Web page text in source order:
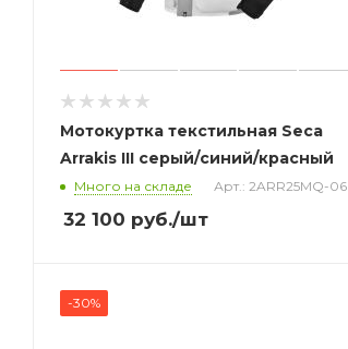
Мотокуртка текстильная Seca
Arrakis III серый/синий/красный
Много на складе Арт.: 2ARR25MQ-06
32 100 руб./шт
-30%